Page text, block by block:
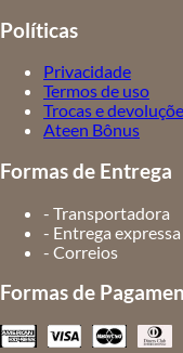
Políticas
Privacidade
Termos de uso
Trocas e
Ateen Bônus
Formas de Entrega
- Transportadora
- Entrega expressa
- Correios
Formas de